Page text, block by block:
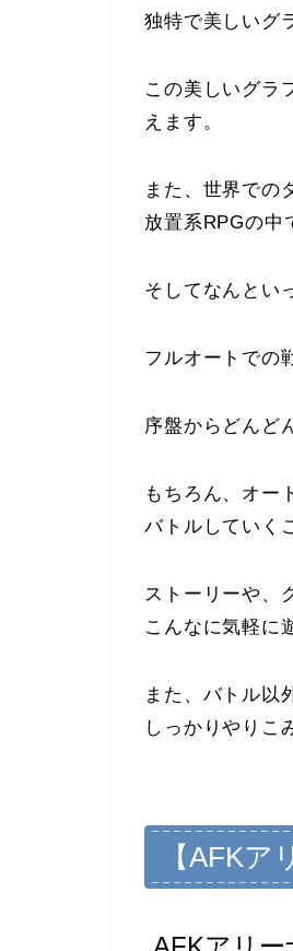
独特で美しいグ
この美しいグラ
えます。
また、世界での
放置系RPGの中
そしてなんとい
フルオートでの
序盤からどんど
もちろん、オー
バトルしていく
ストーリーや、
こんなに気軽に
また、バトル以
しっかりやりこ
【AFKア